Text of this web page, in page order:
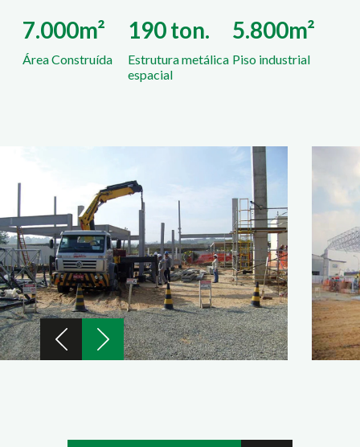
7.000m²
Área Construída
190 ton.
Estrutura metálica
espacial
5.800m²
Piso industrial